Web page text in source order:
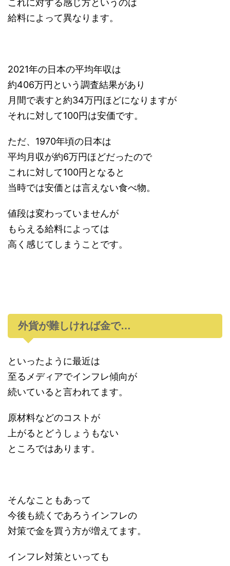
給料によって異なります。
2021年の日本の平均年収は
約406万円という調査結果があり
月間で表すと約34万円ほどになりますが
それに対して100円は安価です。
ただ、1970年頃の日本は
平均月収が約6万円ほどだったので
これに対して100円となると
当時では安価とは言えない食べ物。
値段は変わっていませんが
もらえる給料によっては
高く感じてしまうことです。
外貨が難しければ金で…
といったように最近は
至るメディアでインフレ傾向が
続いていると言われてます。
原材料などのコストが
上がるとどうしょうもない
ところではあります。
そんなこともあって
今後も続くであろうインフレの
対策で金を買う方が増えてます。
インフレ対策といっても